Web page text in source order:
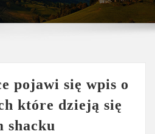
pojawi się wpis o
które dzieją się
shacku